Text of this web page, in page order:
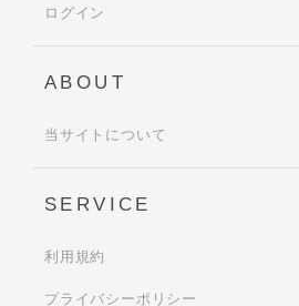
ログイン
ABOUT
当サイトについて
SERVICE
利用規約
プライバシーポリシー